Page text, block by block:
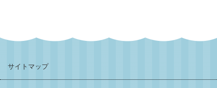
サイトマップ